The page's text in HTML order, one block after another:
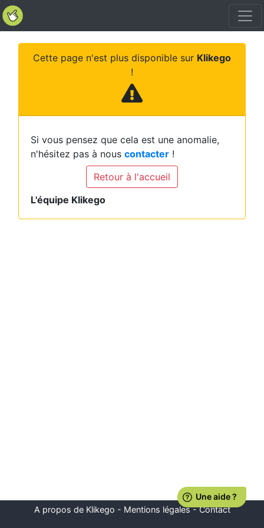
Cette page n'est plus disponible sur Klikego
!
Si vous pensez que cela est une anomalie,
n'hésitez pas à nous contacter !
Retour à l'accueil
L'équipe Klikego
A propos de Klikego - Mentions légales-Contact